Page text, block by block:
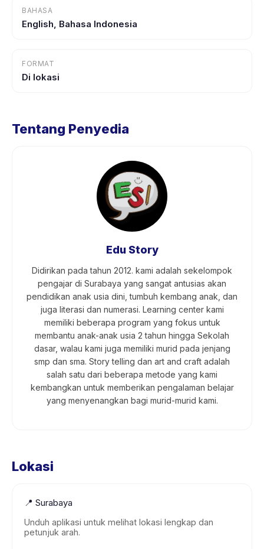
BAHASA
English, Bahasa Indonesia
FORMAT
Di lokasi
Tentang Penyedia
Edu Story
Didirikan pada tahun 2012. kami adalah sekelompok
pengajar di Surabaya yang sangat antusias akan
pendidikan anak usia dini, tumbuh kembang anak, dan
juga literasi dan numerasi. Learning center kami
memiliki beberapa program yang fokus untuk
membantu anak-anak usia 2 tahun hingga Sekolah
dasar, walau kami juga memiliki murid pada jenjang
smp dan sma. Story telling dan art and craft adalah
salah satu dari beberapa metode yang kami
kembangkan untuk memberikan pengalaman belajar
yang menyenangkan bagi murid-murid kami.
Lokasi
📍 Surabaya
Unduh aplikasi untuk melihat lokasi lengkap dan
petunjuk arah.